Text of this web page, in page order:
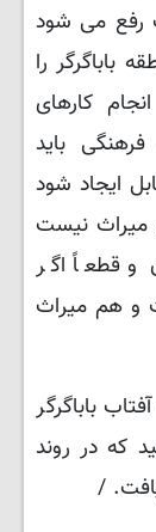
رفع می شود
از منطقه باباگرگر را
کارهای
باید
ایجاد شود
میراث نیست
و قطعاً اگر
و هم میراث
باباگرگر
که در روند
/